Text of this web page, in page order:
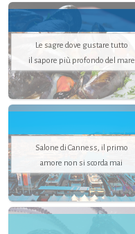
Le sagre dove gustare tutto
il sapore più profondo del mare
Salone di Canness, il primo
amore non si scorda mai